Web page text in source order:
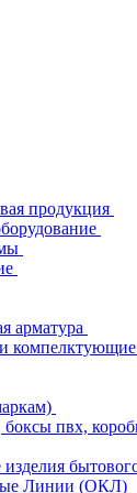
продукция
арматура
компелктующие
пвх,
изделия
Линии (ОКЛ)